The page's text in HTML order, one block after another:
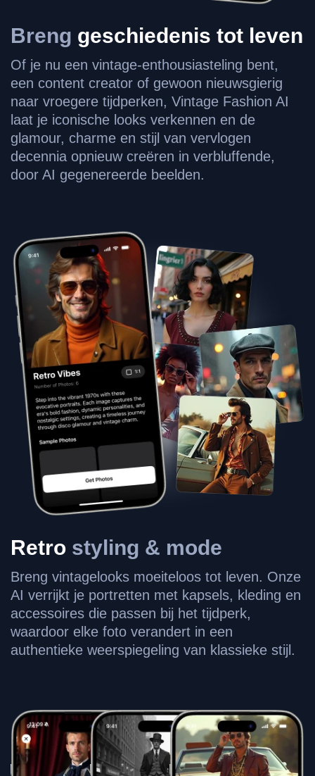
Breng geschiedenis tot leven
Of je nu een vintage-enthousiasteling bent,
een content creator of gewoon nieuwsgierig
naar vroegere tijdperken, Vintage Fashion AI
laat je iconische looks verkennen en de
glamour, charme en stijl van vervlogen
decennia opnieuw creëren in verbluffende,
door AI gegenereerde beelden.
Retro styling & mode
Breng vintagelooks moeiteloos tot leven. Onze
AI verrijkt je portretten met kapsels, kleding en
accessoires die passen bij het tijdperk,
waardoor elke foto verandert in een
authentieke weerspiegeling van klassieke stijl.